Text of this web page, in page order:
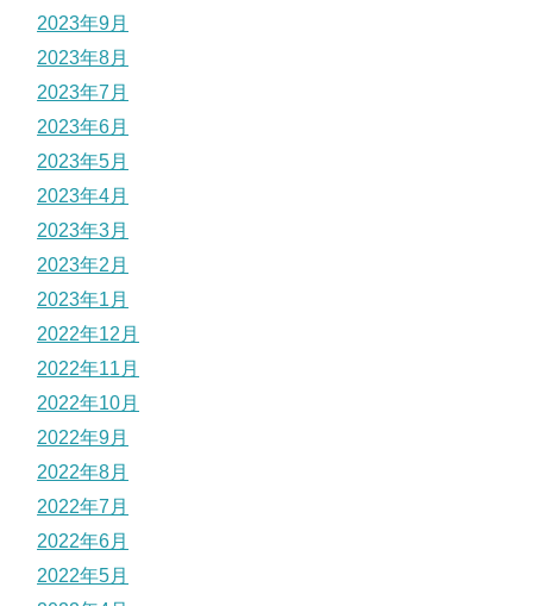
2023年9月
2023年8月
2023年7月
2023年6月
2023年5月
2023年4月
2023年3月
2023年2月
2023年1月
2022年12月
2022年11月
2022年10月
2022年9月
2022年8月
2022年7月
2022年6月
2022年5月